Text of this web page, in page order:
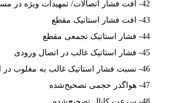
42- افت فشار اتصالات/ تمهیدات ویژه در مسیر کانال‌کشی
43- افت فشار استاتیک مقطع
44- فشار استاتیک تجمعی مقطع
45- فشار استاتیک غالب در اتصال ورودی
46- نسبت فشار استاتیک غالب به مغلوب در اتصال ورودی
47- هواگذر حجمی تصحیح‌شده
48- سرعت کانال تصحیح‌شده